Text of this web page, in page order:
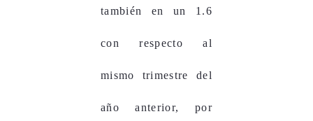
también en un 1.6
con respecto al
mismo trimestre del
año anterior, por